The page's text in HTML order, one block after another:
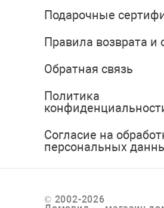
Подарочные
Правила возврата и
Обратная связь
Политика
Согласие на
персональных
© 2002-2026